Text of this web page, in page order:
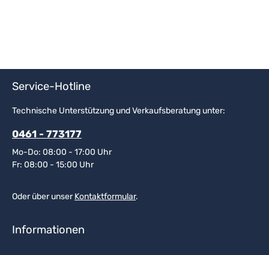
Service-Hotline
Technische Unterstützung und Verkaufsberatung unter:
0461 - 773177
Mo-Do: 08:00 - 17:00 Uhr
Fr: 08:00 - 15:00 Uhr
Oder über unserKontaktformular.
Informationen